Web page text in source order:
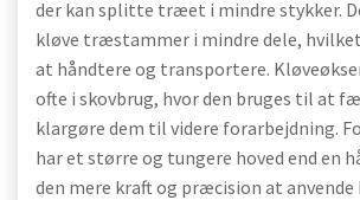
der kan splitte træet i mindre stykker.
kløve træstammer i mindre dele,
at håndtere og transportere.
ofte i skovbrug, hvor den bruges til at
klargøre dem til videre forarbejdning.
har et større og tungere hoved end en
den mere kraft og præcision at